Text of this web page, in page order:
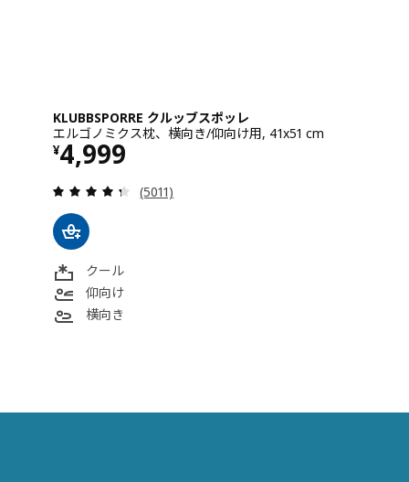
KLUBBSPORRE クルッブスポッレ
エルゴノミクス枕、横向き/仰向け用, 41x51 cm
¥4,999
価格 ¥ 4999
レビュー: 4.3 から 5 星です。 総レビュー
(5011)
クール
仰向け
横向き